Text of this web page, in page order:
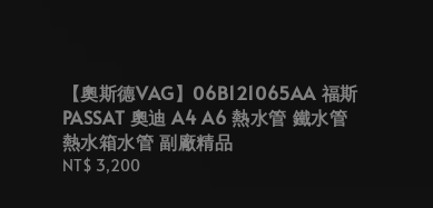
【奧斯德VAG】06B121065AA 福斯
PASSAT 奧迪 A4 A6 熱水管 鐵水管
熱水箱水管 副廠精品
Regular
NT$ 3,200